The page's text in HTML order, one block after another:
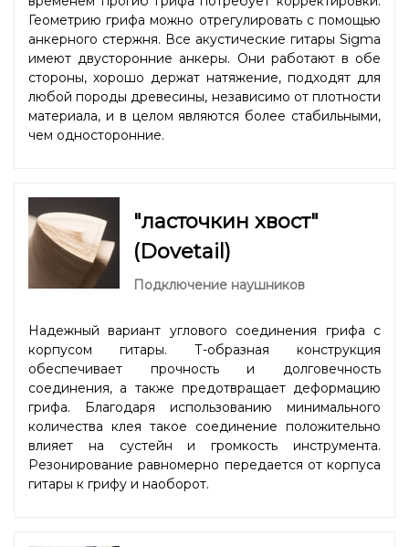
Геометрию грифа можно отрегулировать с помощью
анкерного стержня. Все акустические гитары Sigma
имеют двусторонние анкеры. Они работают в обе
стороны, хорошо держат натяжение, подходят для
любой породы древесины, независимо от плотности
материала, и в целом являются более стабильными,
чем односторонние.
"ласточкин хвост"
(Dovetail)
Подключение наушников
Надежный вариант углового соединения грифа с
корпусом гитары. Т-образная конструкция
обеспечивает прочность и долговечность
соединения, а также предотвращает деформацию
грифа. Благодаря использованию минимального
количества клея такое соединение положительно
влияет на сустейн и громкость инструмента.
Резонирование равномерно передается от корпуса
гитары к грифу и наоборот.